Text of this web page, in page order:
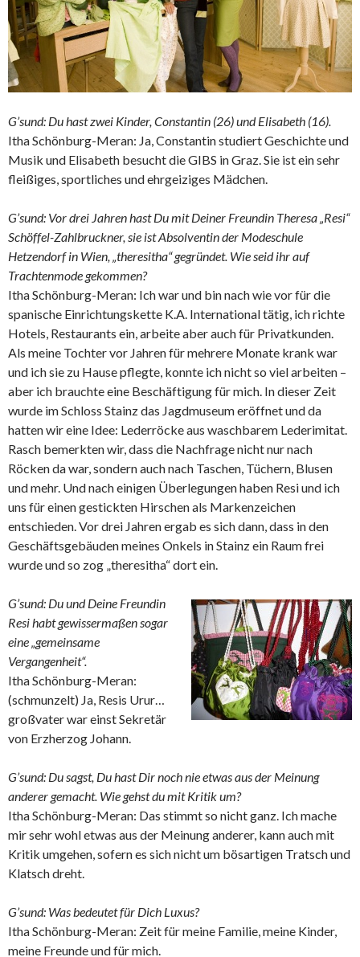
G’sund: Du hast zwei Kinder, Constantin (26) und Elisabeth (16).
Itha Schönburg-Meran: Ja, Constantin studiert Geschichte und
Musik und Elisabeth besucht die GIBS in Graz. Sie ist ein sehr
fleißiges, sportliches und ehrgeiziges Mädchen.
G’sund: Vor drei Jahren hast Du mit Deiner Freundin Theresa „Resi“
Schöffel-Zahlbruckner, sie ist Absolventin der Modeschule
Hetzendorf in Wien, „theresitha“ gegründet. Wie seid ihr auf
Trachtenmode gekommen?
Itha Schönburg-Meran: Ich war und bin nach wie vor für die
spanische Einrichtungskette K.A. International tätig, ich richte
Hotels, Restaurants ein, arbeite aber auch für Privatkunden.
Als meine Tochter vor Jahren für mehrere Monate krank war
und ich sie zu Hause pflegte, konnte ich nicht so viel arbeiten –
aber ich brauchte eine Beschäftigung für mich. In dieser Zeit
wurde im Schloss Stainz das Jagdmuseum eröffnet und da
hatten wir eine Idee: Lederröcke aus waschbarem Lederimitat.
Rasch bemerkten wir, dass die Nachfrage nicht nur nach
Röcken da war, sondern auch nach Taschen, Tüchern, Blusen
und mehr. Und nach einigen Überlegungen haben Resi und ich
uns für einen gestickten Hirschen als Markenzeichen
entschieden. Vor drei Jahren ergab es sich dann, dass in den
Geschäftsgebäuden meines Onkels in Stainz ein Raum frei
wurde und so zog „theresitha“ dort ein.
G’sund: Du und Deine Freundin
Resi habt gewissermaßen sogar
eine „gemeinsame
Vergangenheit“.
Itha Schönburg-Meran:
(schmunzelt) Ja, Resis Urur…
großvater war einst Sekretär
von Erzherzog Johann.
G’sund: Du sagst, Du hast Dir noch nie etwas aus der Meinung
anderer gemacht. Wie gehst du mit Kritik um?
Itha Schönburg-Meran: Das stimmt so nicht ganz. Ich mache
mir sehr wohl etwas aus der Meinung anderer, kann auch mit
Kritik umgehen, sofern es sich nicht um bösartigen Tratsch und
Klatsch dreht.
G’sund: Was bedeutet für Dich Luxus?
Itha Schönburg-Meran: Zeit für meine Familie, meine Kinder,
meine Freunde und für mich.